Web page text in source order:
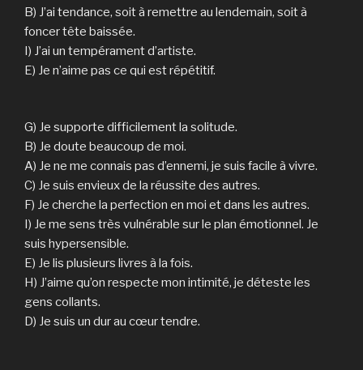
B) J’ai tendance, soit à remettre au lendemain, soit à
foncer tête baissée.
I) J’ai un tempérament d’artiste.
E) Je n’aime pas ce qui est répétitif.
G) Je supporte difficilement la solitude.
B) Je doute beaucoup de moi.
A) Je ne me connais pas d’ennemi, je suis facile à vivre.
C) Je suis envieux de la réussite des autres.
F) Je cherche la perfection en moi et dans les autres.
I) Je me sens très vulnérable sur le plan émotionnel. Je
suis hypersensible.
E) Je lis plusieurs livres à la fois.
H) J’aime qu’on respecte mon intimité, je déteste les
gens collants.
D) Je suis un dur au cœur tendre.